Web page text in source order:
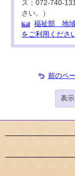
ス：072-740-
さい。）
福祉部 地域
をご利用くださ
前のペ
表示